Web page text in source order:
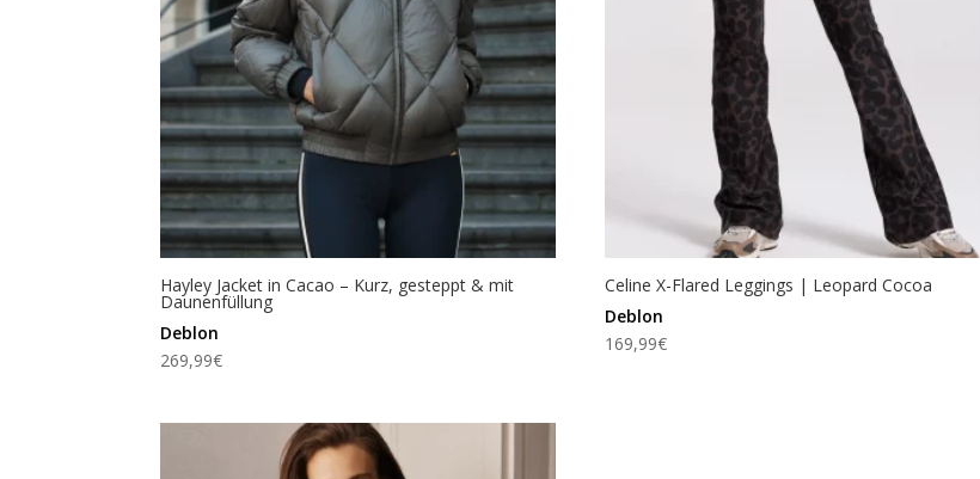
Hayley Jacket in Cacao – Kurz, gesteppt & mit
Daunenfüllung
Deblon
269,99€
Celine X-Flared Leggings | Leopard Cocoa
Deblon
169,99€